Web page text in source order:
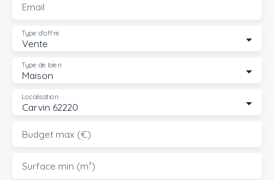
Email
Vente
Type d'offre
Maison
Type de bien
Carvin 62220
Localisation
Budget max (€)
Surface min (m²)